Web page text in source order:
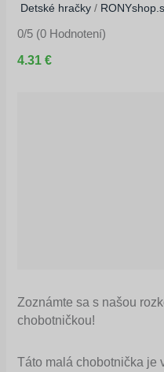
Detské hračky /
0/5 (0 Hodnotení)
4.31 €
Zoznámte sa s našou
chobotničkou!
Táto malá chobotnička je